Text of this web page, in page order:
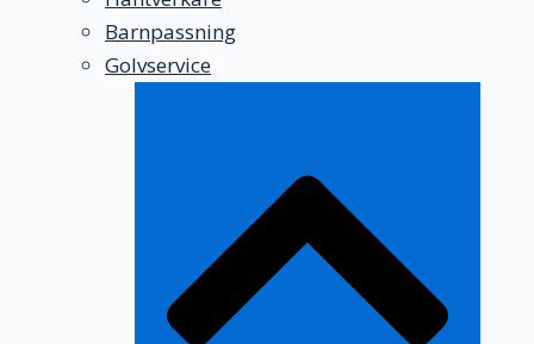
Barnpassning
Golvservice